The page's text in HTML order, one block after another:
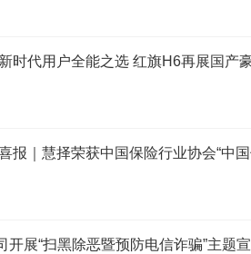
新时代用户全能之选 红旗H6再展国产
报｜慧择荣获中国保险行业协会“中
开展“扫黑除恶暨预防电信诈骗”主题